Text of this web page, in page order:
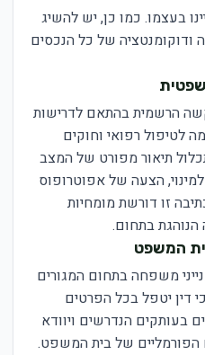
בעצמו. כמו כן, יש להשיג
ודוקומנטציה של כל הנכסים
הרשמית בהתאם לדרישות
לטיפול רפואי וחוקים
תיאור מפורט של המצב
הצעה של אפוטרופוס
זו דורשת מומחיות
בתחום.
משפחה בתחום המגורים
דין יטפל בכל הפרטים
בעותקים הנדרשים ויוודא
של בית המשפט.